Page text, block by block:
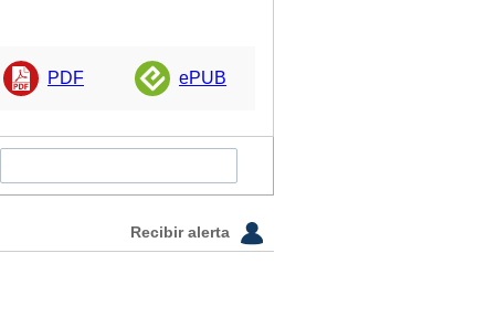
PDF ePUB
Recibir alerta